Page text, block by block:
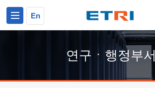
En
연구ㆍ행정부서